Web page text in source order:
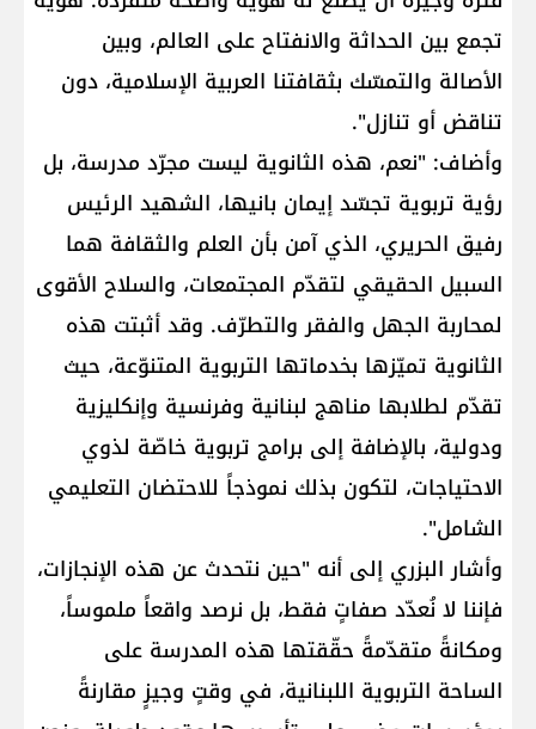
تجمع بين الحداثة والانفتاح على العالم، وبين
الأصالة والتمسّك بثقافتنا العربية الإسلامية، دون
تناقض أو تنازل".
وأضاف: "نعم، هذه الثانوية ليست مجرّد مدرسة، بل
رؤية تربوية تجسّد إيمان بانيها، الشهيد الرئيس
رفيق الحريري، الذي آمن بأن العلم والثقافة هما
السبيل الحقيقي لتقدّم المجتمعات، والسلاح الأقوى
لمحاربة الجهل والفقر والتطرّف. وقد أثبتت هذه
الثانوية تميّزها بخدماتها التربوية المتنوّعة، حيث
تقدّم لطلابها مناهج لبنانية وفرنسية وإنكليزية
ودولية، بالإضافة إلى برامج تربوية خاصّة لذوي
الاحتياجات، لتكون بذلك نموذجاً للاحتضان التعليمي
الشامل".
وأشار البزري إلى أنه "حين نتحدث عن هذه الإنجازات،
فإننا لا نُعدّد صفاتٍ فقط، بل نرصد واقعاً ملموساً،
ومكانةً متقدّمةً حقّقتها هذه المدرسة على
الساحة التربوية اللبنانية، في وقتٍ وجيزٍ مقارنةً